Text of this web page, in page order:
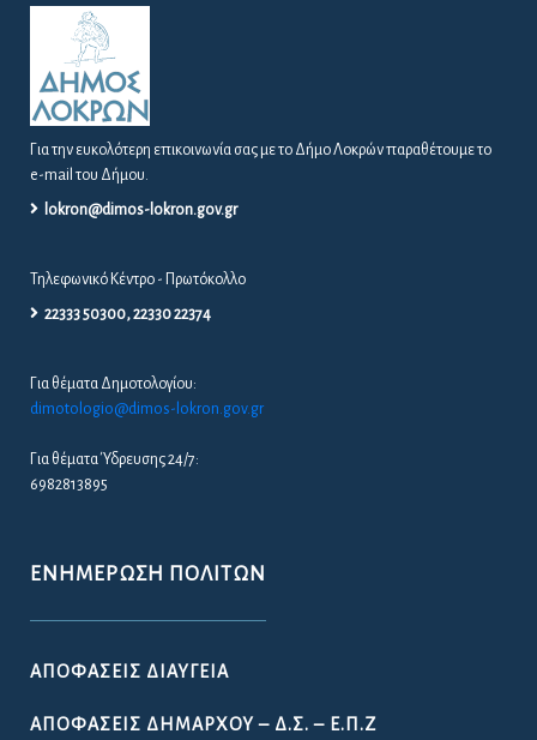
Για την ευκολότερη επικοινωνία σας με το Δήμο Λοκρών παραθέτουμε το
e-mail του Δήμου.
lokron@dimos-lokron.gov.gr
Τηλεφωνικό Κέντρο - Πρωτόκολλο
22333 50300, 22330 22374
Για θέματα Δημοτολογίου:
dimotologio@dimos-lokron.gov.gr
Για θέματα Ύδρευσης 24/7:
6982813895
ΕΝΗΜΈΡΩΣΗ ΠΟΛΙΤΏΝ
ΑΠΟΦΆΣΕΙΣ ΔΙΑΎΓΕΙΑ
ΑΠΟΦΆΣΕΙΣ ΔΗΜΆΡΧΟΥ – Δ.Σ. – Ε.Π.Ζ